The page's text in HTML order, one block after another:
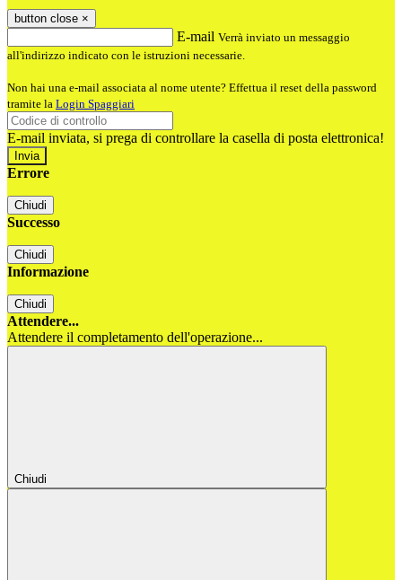
button close ×
E-mail Verrà inviato un messaggio
all'indirizzo indicato con le istruzioni necessarie.
Non hai una e-mail associata al nome utente? Effettua il reset della password
tramite la Login Spaggiari
E-mail inviata, si prega di controllare la casella di posta elettronica!
Errore
Chiudi
Successo
Chiudi
Informazione
Chiudi
Attendere...
Attendere il completamento dell'operazione...
Chiudi